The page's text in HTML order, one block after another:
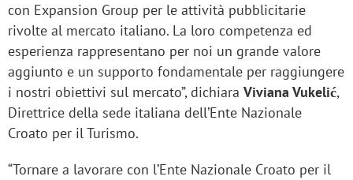
con Expansion Group per le attività pubblicitarie
rivolte al mercato italiano. La loro competenza ed
esperienza rappresentano per noi un grande valore
aggiunto e un supporto fondamentale per raggiungere
i nostri obiettivi sul mercato”, dichiara Viviana Vukelić,
Direttrice della sede italiana dell’Ente Nazionale
Croato per il Turismo.
“Tornare a lavorare con l’Ente Nazionale Croato per il